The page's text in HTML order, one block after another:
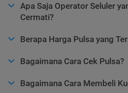
Apa Saja Operator Seluler
Cermati?
Berapa Harga Pulsa yang
Bagaimana Cara Cek Pulsa?
Bagaimana Cara Membeli